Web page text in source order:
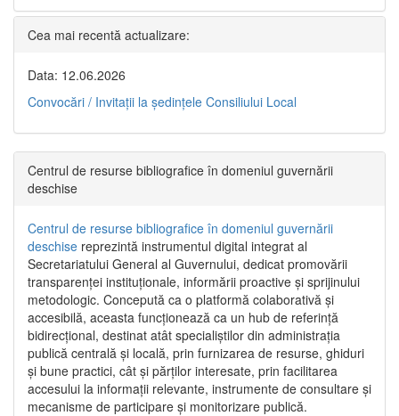
Cea mai recentă actualizare:
Data: 12.06.2026
Convocări / Invitaţii la şedinţele Consiliului Local
Centrul de resurse bibliografice în domeniul guvernării
deschise
Centrul de resurse bibliografice în domeniul guvernării
deschise reprezintă instrumentul digital integrat al
Secretariatului General al Guvernului, dedicat promovării
transparenței instituționale, informării proactive și sprijinului
metodologic. Concepută ca o platformă colaborativă și
accesibilă, aceasta funcționează ca un hub de referință
bidirecțional, destinat atât specialiștilor din administrația
publică centrală și locală, prin furnizarea de resurse, ghiduri
și bune practici, cât și părților interesate, prin facilitarea
accesului la informații relevante, instrumente de consultare și
mecanisme de participare și monitorizare publică.